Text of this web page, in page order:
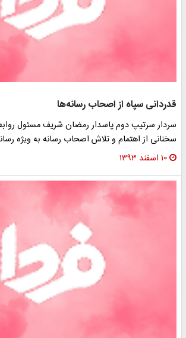
قدردانی سپاه از اصحاب رسانه‌ها
سردار سرتیپ دوم پاسدار رمضان شریف مسئول روابط
سخنانی از اهتمام و تلاش اصحاب رسانه به ویژه رسانه
۱۰ اسفند ۱۳۹۳